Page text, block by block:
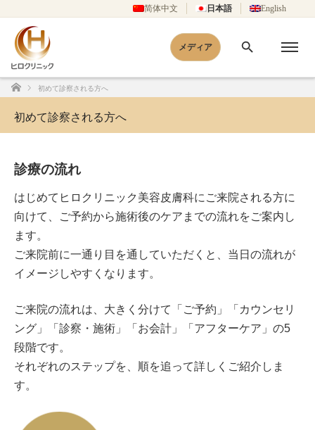
简体中文 日本語 English
メディア
ホーム
初めて診察される方へ
初めて診察される方へ
診療の流れ
はじめてヒロクリニック美容皮膚科にご来院される方に
向けて、ご予約から施術後のケアまでの流れをご案内し
ます。
ご来院前に一通り目を通していただくと、当日の流れが
イメージしやすくなります。
ご来院の流れは、大きく分けて「ご予約」「カウンセリ
ング」「診察・施術」「お会計」「アフターケア」の5
段階です。
それぞれのステップを、順を追って詳しくご紹介しま
す。